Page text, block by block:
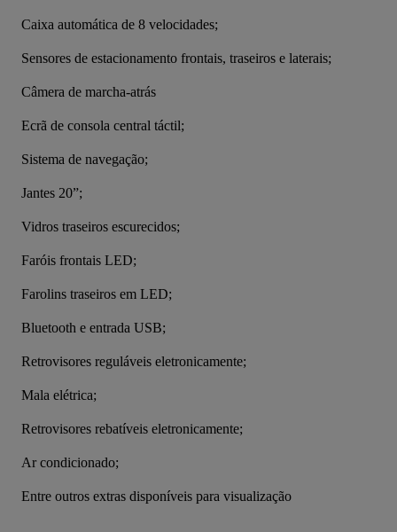
Caixa automática de 8 velocidades;
Sensores de estacionamento frontais, traseiros e laterais;
Câmera de marcha-atrás
Ecrã de consola central táctil;
Sistema de navegação;
Jantes 20”;
Vidros traseiros escurecidos;
Faróis frontais LED;
Farolins traseiros em LED;
Bluetooth e entrada USB;
Retrovisores reguláveis eletronicamente;
Mala elétrica;
Retrovisores rebatíveis eletronicamente;
Ar condicionado;
Entre outros extras disponíveis para visualização